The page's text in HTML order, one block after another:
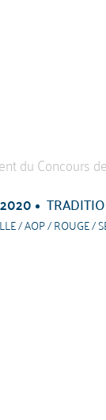
/ AOP / ROUGE /